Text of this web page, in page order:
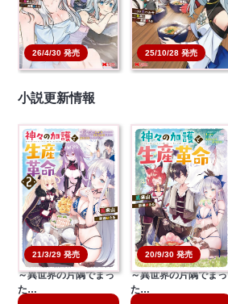
26/4/30 発売
本を買う
25/10/28 発売
本を買う
小説更新情報
21/3/29 発売
神々の加護で生産革命
～異世界の片隅でまっ
た…
20/9/30 発売
神々の加護で生産革命
～異世界の片隅でまっ
た…